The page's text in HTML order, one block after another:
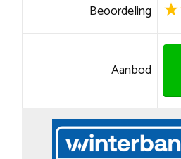
Beoordeling
Aanbod